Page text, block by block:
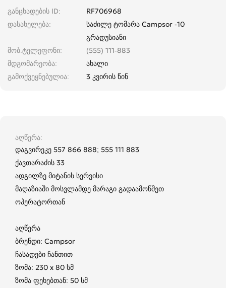
განცხადების ID
RF706968
დასახელება
საძილე ტომარა Campsor -10
გრადუსიანი
მობ.ტელეფონი
(555) 111-883
მდგომარეობა
ახალი
გამოქვეყნებულია
3 კვირის წინ
აღწერა
დაგვირეკე 557 866 888; 555 111 883
ქავთარაძის 33
ადგილზე მიტანის სერვისი
მაღაზიაში მოსვლამდე მარაგი გადაამოწმეთ
ოპერატორთან
აღწერა
ბრენდი: Campsor
ჩასადები ჩანთით
ზომა: 230 x 80 სმ
ზომა ფეხებთან: 50 სმ